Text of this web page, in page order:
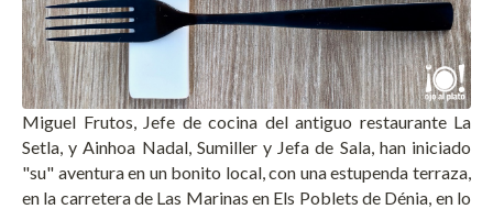
Miguel Frutos, Jefe de cocina del antiguo restaurante La
Setla, y Ainhoa Nadal, Sumiller y Jefa de Sala, han iniciado
"su" aventura en un bonito local, con una estupenda terraza,
en la carretera de Las Marinas en Els Poblets de Dénia, en lo